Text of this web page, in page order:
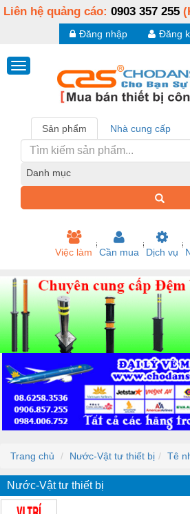
Liên hệ quảng cáo: 0903 357 255
Đăng
Đăng nhập
Sản phẩm Nhà cung cấp
Danh mục
Việc làm Cần mua Dịch vụ
Trang chủ Nước-Vật tư thiết bị Tê
Nước-Vật tư thiết bị